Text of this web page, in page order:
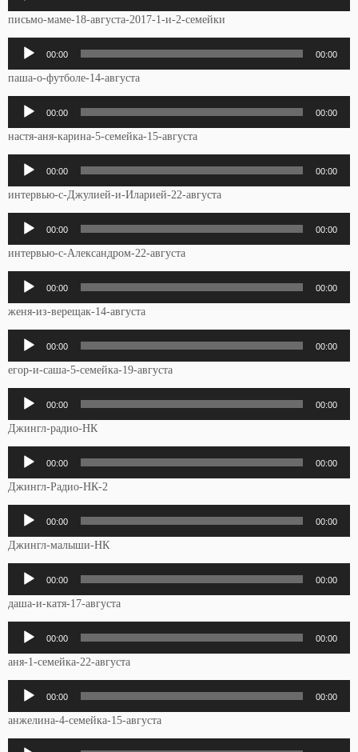
письмо-маме-18-августа-2017-1-и-2-семейки
Аудиоплеер
00:00 00:00
паша-о-футболе-14-августа
Аудиоплеер
00:00 00:00
настя-аня-карина-5-семейка-15-августа
Аудиоплеер
00:00 00:00
интервью-с-Джулией-и-Иларией-22-августа
Аудиоплеер
00:00 00:00
интервью-с-Александром-22-августа
Аудиоплеер
00:00 00:00
женя-из-верещак-14-августа
Аудиоплеер
00:00 00:00
егор-и-саша-5-семейка-19-августа
Аудиоплеер
00:00 00:00
Джингл-радио-НК
Аудиоплеер
00:00 00:00
Джингл-Радио-НК-2
Аудиоплеер
00:00 00:00
Джингл-малыши-НК
Аудиоплеер
00:00 00:00
даша-и-катя-17-августа
Аудиоплеер
00:00 00:00
аня-1-семейка-22-августа
Аудиоплеер
00:00 00:00
анжелина-4-семейка-15-августа
Аудиоплеер